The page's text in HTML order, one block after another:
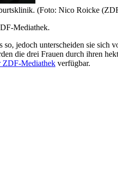
(Foto: Nico Roicke
Mediathek.
jedoch unterscheiden sie sich
die drei Frauen durch ihren
ZDF-Mediathek verfügbar.